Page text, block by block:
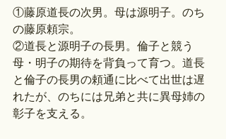
①藤原道長の次男。母は源明子。のち
の藤原頼宗。
②道長と源明子の長男。倫子と競う
母・明子の期待を背負って育つ。道長
と倫子の長男の頼通に比べて出世は遅
れたが、のちには兄弟と共に異母姉の
彰子を支える。